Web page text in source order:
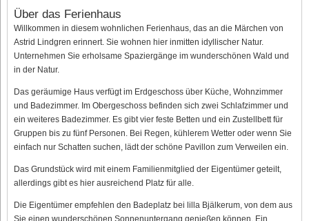
Über das Ferienhaus
Willkommen in diesem wohnlichen Ferienhaus, das an die Märchen von
Astrid Lindgren erinnert. Sie wohnen hier inmitten idyllischer Natur.
Unternehmen Sie erholsame Spaziergänge im wunderschönen Wald und
in der Natur.
Das geräumige Haus verfügt im Erdgeschoss über Küche, Wohnzimmer
und Badezimmer. Im Obergeschoss befinden sich zwei Schlafzimmer und
ein weiteres Badezimmer. Es gibt vier feste Betten und ein Zustellbett für
Gruppen bis zu fünf Personen. Bei Regen, kühlerem Wetter oder wenn Sie
einfach nur Schatten suchen, lädt der schöne Pavillon zum Verweilen ein.
Das Grundstück wird mit einem Familienmitglied der Eigentümer geteilt,
allerdings gibt es hier ausreichend Platz für alle.
Die Eigentümer empfehlen den Badeplatz bei lilla Bjälkerum, von dem aus
Sie einen wunderschönen Sonnenuntergang genießen können. Ein